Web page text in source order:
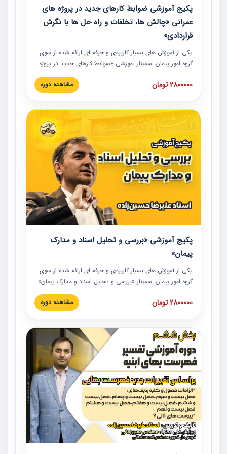
پکیج آموزشی ضوابط کارهای جدید در پروژه های
عمرانی «چالش ها، تخلفات و راه حل ها با نگرش
قراردادی»
یکی از آموزش‏‏‏‏‏‏ های بسیار کاربردی و حرفه‏ ای ارائه شده از سوی
گروه امور پیمان، سمینار آموزشی «ضوابط کارهای جدید در پروژه
های عمرانی» چالش ها، تخلفات و راه حل ها با نگرش قراردادی
است که در محل سندیکای شرکت های ساختمانی کشور ارائه شد.
مدارک پیمان به همراه تجربیات عملی ارائه شده است.
2800000 تومان مشاهده دوره
پکیج آموزشی «بررسی و تحلیل اسناد و مدارک
پیمان»
یکی از آموزش‏‏‏‏‏‏ های بسیار کاربردی و حرفه‏ ای ارائه شده از سوی
گروه امور پیمان، سمینار «بررسی و تحلیل اسناد و مدارک پیمان»
است که در دانشگاه صنعتی شریف ارائه شد. در این آموزش
نکات کلیدی مربوط به اسناد و مدارک پیمان، اولویت بندی اسناد
پیمان به همراه تجربیات عملی در این خصوص ارائه شده است.
2800000 تومان مشاهده دوره